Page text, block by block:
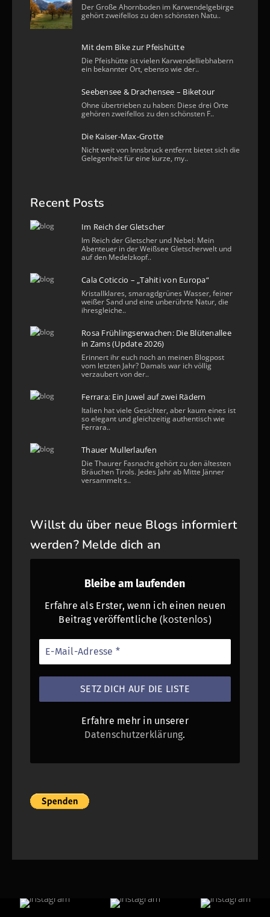
Der Große Ahornboden im Karwendelgebirge
gehört zweifellos zu den schönsten Natu..
Mit dem Bike zur Pfeishütte
Die Pfeishütte ist vielen Karwendelliebhabern
ein bekannter Ort, ebenso wie der..
Seebensee & Drachensee – Biketour
Ohne übertrieben zu haben: Diese drei Orte
gehören zweifellos zu den schönsten F..
Die Kaiser-Max-Grotte
Nicht weit von Innsbruck entfernt bietet sich die
Gelegenheit für eine kurze, my..
Recent Posts
Im Reich der Gletscher
Im Reich der Gletscher und Nebel: Mein
Abenteuer in der Weißsee Gletscherwelt und
auf den Medelzkopf..
Cala Coticcio – „Tahiti von Europa“
Kristallklares, smaragdgrünes Wasser, feiner
weißer Sand und eine unberührte Natur, die
ihresgleiche..
Rosa Frühlingserwachen: Die Blütenallee
in Zams (Update 2026)
Erinnert ihr euch noch an meinen Blogpost
vom letzten Jahr? Damals war ich völlig
verzaubert von der..
Ferrara: Ein Juwel auf zwei Rädern
Italien hat viele Gesichter, aber kaum eines ist
so elegant und gleichzeitig authentisch wie
Ferrara..
Thauer Mullerlaufen
Die Thaurer Fasnacht gehört zu den ältesten
Bräuchen Tirols. Jedes Jahr ab Mitte Jänner
versammelt s..
Willst du über neue Blogs informiert
werden? Melde dich an
Bleibe am laufenden
Erfahre als Erster, wenn ich einen neuen
Beitrag veröffentliche (kostenlos)
Erfahre mehr in unserer
Datenschutzerklärung.